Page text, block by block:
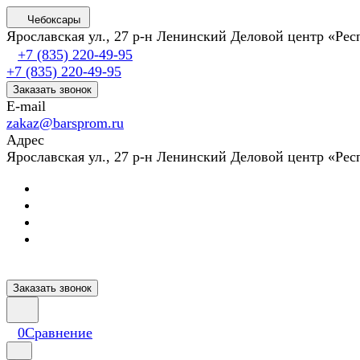
Чебоксары
Ярославская ул., 27 р-н Ленинский Деловой центр
+7 (835) 220-49-95
+7 (835) 220-49-95
Заказать звонок
E-mail
zakaz@barsprom.ru
Адрес
Ярославская ул., 27 р-н Ленинский Деловой центр
Заказать звонок
0Сравнение